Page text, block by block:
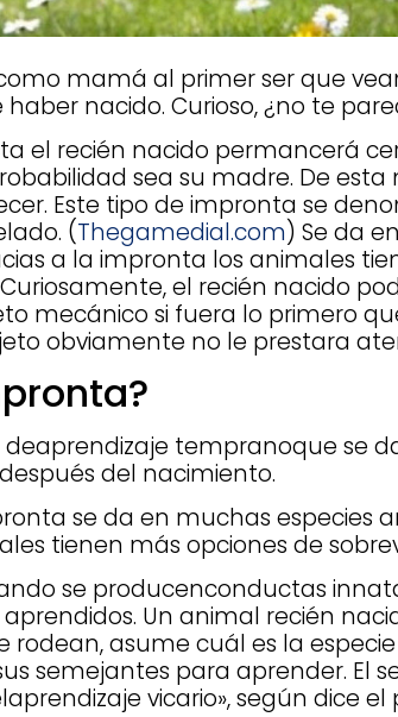
mamá al primer ser que
nacido. Curioso, ¿no te
el recién nacido permancerá
sea su madre. De esta
Este tipo de impronta se
(Thegamedial.com) Se da
a la impronta los animales
el recién nacido
mecánico si fuera lo primero
obviamente no le prestara
tempranoque se
del nacimiento.
se da en muchas especies
tienen más opciones de
se producenconductas
Un animal recién
rodean, asume cuál es la
semejantes para aprender. El
vicario», según dice el